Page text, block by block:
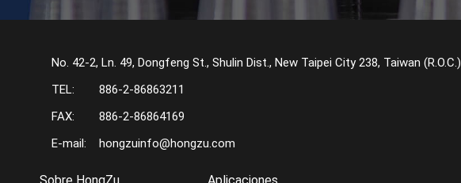
No. 42-2, Ln. 49, Dongfeng St., Shulin Dist., New Taipei City 238, Taiwan (R.O.C.)
TEL:
886-2-86863211
FAX:
886-2-86864169
E-mail:
hongzuinfo@hongzu.com
Sobre HongZu Aplicaciones